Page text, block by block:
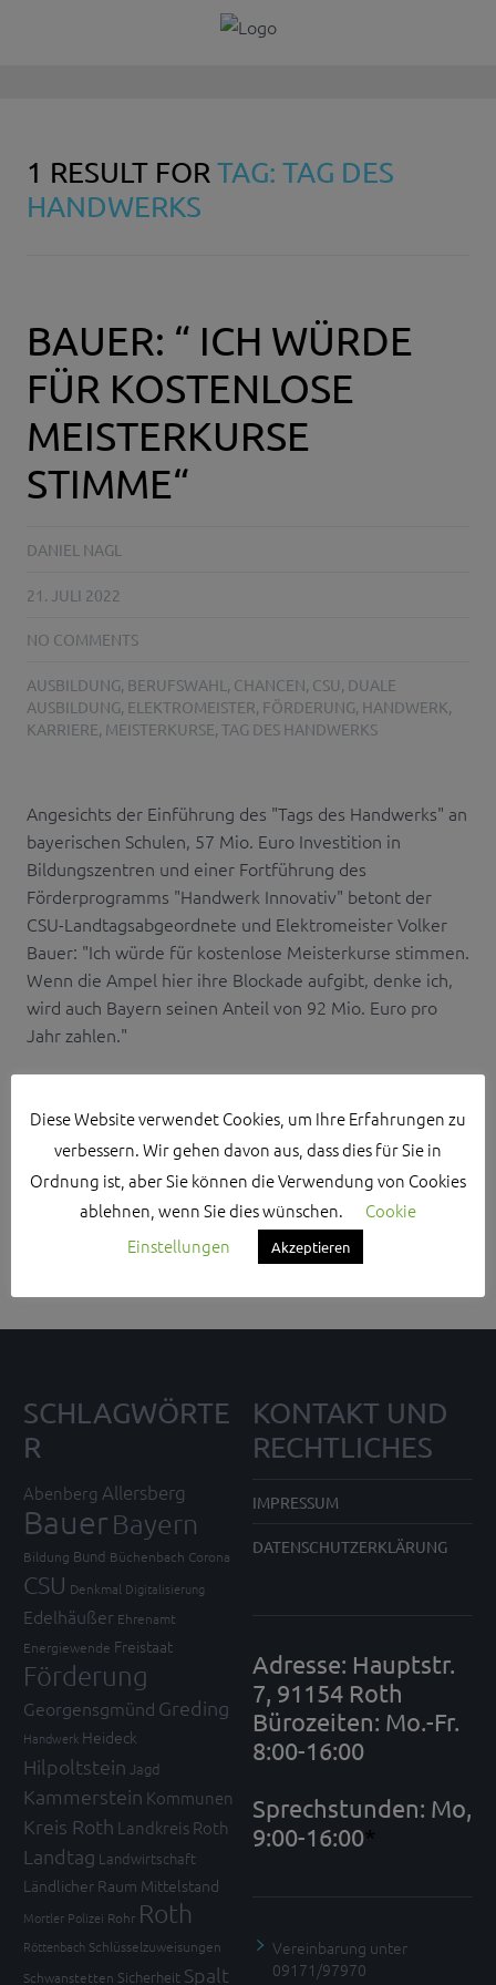
1 RESULT FORTAG: TAG DES
HANDWERKS
BAUER: “ ICH WÜRDE
FÜR KOSTENLOSE
MEISTERKURSE
STIMME“
DANIEL NAGL
21. JULI 2022
NO COMMENTS
AUSBILDUNG, BERUFSWAHL , CHANCEN, CSU, DUALE
AUSBILDUNG, ELEKTROMEISTER, FÖRDERUNG, HANDWERK,
KARRIERE, MEISTERKURSE, TAG DES HANDWERKS
Angesichts der Einführung des "Tags des Handwerks" an
bayerischen Schulen, 57 Mio. Euro Investition in
Bildungszentren und einer Fortführung des
Förderprogramms "Handwerk Innovativ" betont der
CSU-Landtagsabgeordnete und Elektromeister Volker
Bauer: "Ich würde für kostenlose Meisterkurse stimmen.
Wenn die Ampel hier ihre Blockade aufgibt, denke ich,
wird auch Bayern seinen Anteil von 92 Mio. Euro pro
Jahr zahlen."
Search Sidebar Widget Area
Please login and add some widgets to this widget area.
SCHLAGWÖRTE
R
Abenberg Allersberg
Bauer Bayern
Bildung Bund Büchenbach Corona
CSU Denkmal Digitalisierung
Edelhäußer Ehrenamt
Energiewende Freistaat
Förderung
Georgensgmünd Greding
Handwerk Heideck
Hilpoltstein Jagd
Kammerstein Kommunen
Kreis Roth Landkreis Roth
Landtag Landwirtschaft
Ländlicher Raum Mittelstand
Mortler Polizei Rohr Roth
Röttenbach Schlüsselzuweisungen
Schwanstetten Sicherheit Spalt
KONTAKT UND
RECHTLICHES
IMPRESSUM
DATENSCHUTZERKLÄRUNG
Adresse: Hauptstr.
7, 91154 Roth
Bürozeiten: Mo.-Fr.
8:00-16:00
Sprechstunden: Mo,
9:00-16:00*
Vereinbarung unter
09171/97970
Diese Website verwendet Cookies, um Ihre Erfahrungen zu
verbessern. Wir gehen davon aus, dass dies für Sie in
Ordnung ist, aber Sie können die Verwendung von Cookies
ablehnen, wenn Sie dies wünschen.
Cookie
Einstellungen
Akzeptieren